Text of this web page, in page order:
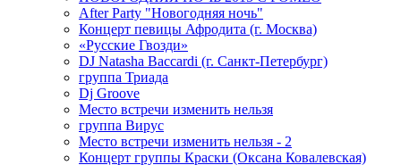
After Party "Новогодняя ночь"
Концерт певицы Афродита (г. Москва)
«Русские Гвозди»
DJ Natasha Baccardi (г. Санкт-Петербург)
группа Триада
Dj Groove
Место встречи изменить нельзя
группа Вирус
Место встречи изменить нельзя - 2
Концерт группы Краски (Оксана Ковалевская)